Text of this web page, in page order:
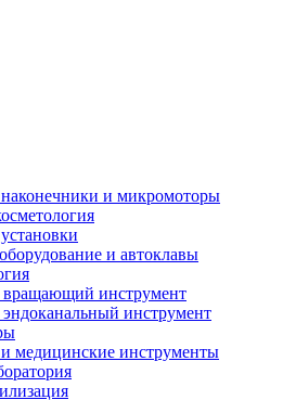
и микромоторы
и автоклавы
вращающий инструмент
инструмент
медицинские инструменты